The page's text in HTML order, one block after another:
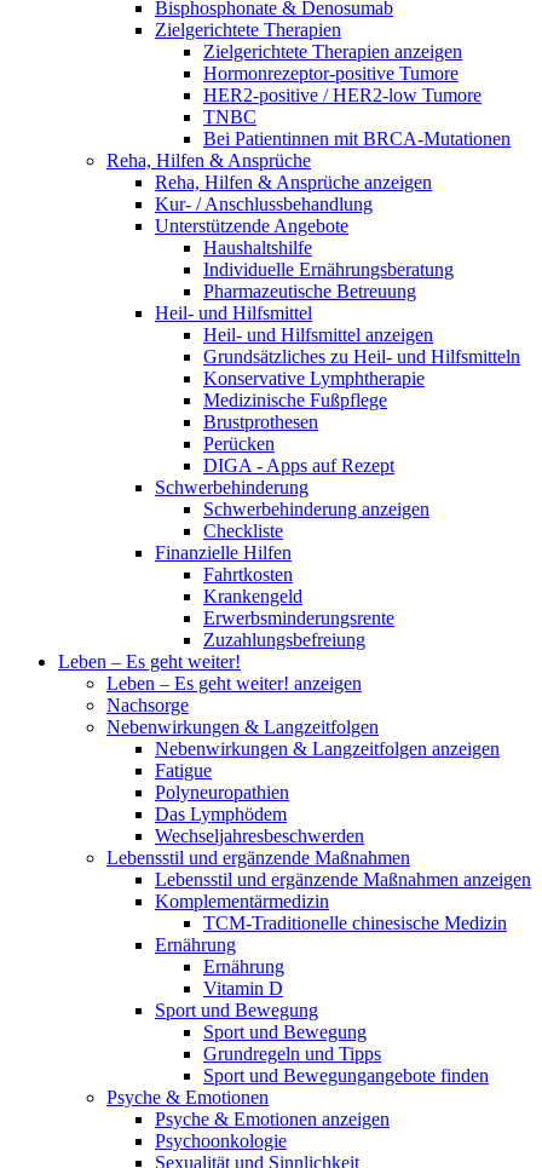
Bisphosphonate & Denosumab
Zielgerichtete Therapien
Zielgerichtete Therapien anzeigen
Hormonrezeptor-positive Tumore
HER2-positive / HER2-low Tumore
TNBC
Bei Patientinnen mit BRCA-Mutationen
Reha, Hilfen & Ansprüche
Reha, Hilfen & Ansprüche anzeigen
Kur- / Anschlussbehandlung
Unterstützende Angebote
Haushaltshilfe
Individuelle Ernährungsberatung
Pharmazeutische Betreuung
Heil- und Hilfsmittel
Heil- und Hilfsmittel anzeigen
Grundsätzliches zu Heil- und Hilfsmitteln
Konservative Lymphtherapie
Medizinische Fußpflege
Brustprothesen
Perücken
DIGA - Apps auf Rezept
Schwerbehinderung
Schwerbehinderung anzeigen
Checkliste
Finanzielle Hilfen
Fahrtkosten
Krankengeld
Erwerbsminderungsrente
Zuzahlungsbefreiung
Leben – Es geht weiter!
Leben – Es geht weiter! anzeigen
Nachsorge
Nebenwirkungen & Langzeitfolgen
Nebenwirkungen & Langzeitfolgen anzeigen
Fatigue
Polyneuropathien
Das Lymphödem
Wechseljahresbeschwerden
Lebensstil und ergänzende Maßnahmen
Lebensstil und ergänzende Maßnahmen anzeigen
Komplementärmedizin
TCM-Traditionelle chinesische Medizin
Ernährung
Ernährung
Vitamin D
Sport und Bewegung
Sport und Bewegung
Grundregeln und Tipps
Sport und Bewegungangebote finden
Psyche & Emotionen
Psyche & Emotionen anzeigen
Psychoonkologie
Sexualität und Sinnlichkeit